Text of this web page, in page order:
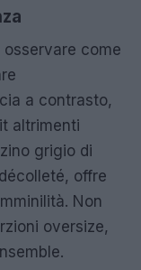
come
a contrasto,
altrimenti
grigio di
offre
Non
oversize,